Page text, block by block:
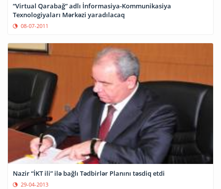
“Virtual Qarabağ” adlı İnformasiya-Kommunikasiya
Texnologiyaları Mərkəzi yaradılacaq
08-07-2011
Nazir “İKT ili” ilə bağlı Tədbirlər Planını təsdiq etdi
29-04-2013